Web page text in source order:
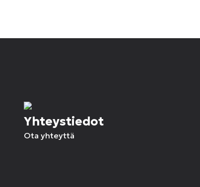
Yhteystiedot
Ota yhteyttä